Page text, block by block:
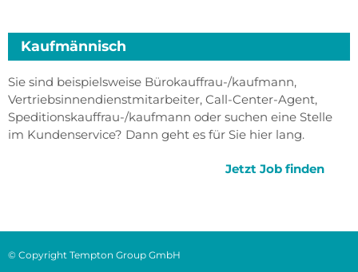
Kaufmännisch
Sie sind beispielsweise Bürokauffrau-/kaufmann,
Vertriebsinnendienstmitarbeiter, Call-Center-Agent,
Speditionskauffrau-/kaufmann oder suchen eine Stelle
im Kundenservice? Dann geht es für Sie hier lang.
Jetzt Job finden
© Copyright Tempton Group GmbH